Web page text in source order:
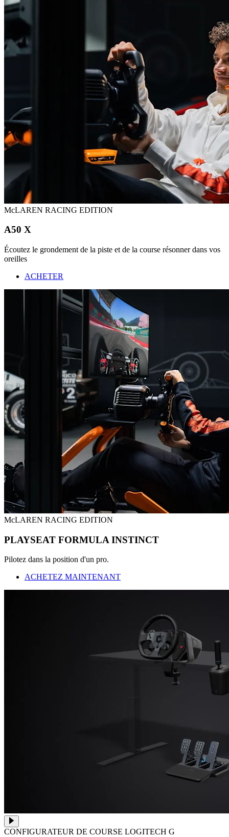
McLAREN RACING EDITION
A50 X
Écoutez le grondement de la piste et de la course résonner dans vos
oreilles
ACHETER
McLAREN RACING EDITION
PLAYSEAT FORMULA INSTINCT
Pilotez dans la position d'un pro.
ACHETEZ MAINTENANT
CONFIGURATEUR DE COURSE LOGITECH G